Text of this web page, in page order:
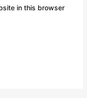
in this browser